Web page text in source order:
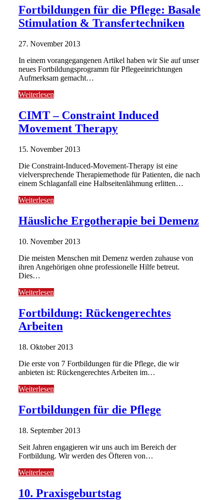
Fortbildungen für die Pflege: Basale
Stimulation & Transfertechniken
27. November 2013
In einem vorangegangenen Artikel haben wir Sie auf unser
neues Fortbildungsprogramm für Pflegeeinrichtungen
Aufmerksam gemacht…
Weiterlesen
CIMT – Constraint Induced
Movement Therapy
15. November 2013
Die Constraint-Induced-Movement-Therapy ist eine
vielversprechende Therapiemethode für Patienten, die nach
einem Schlaganfall eine Halbseitenlähmung erlitten…
Weiterlesen
Häusliche Ergotherapie bei Demenz
10. November 2013
Die meisten Menschen mit Demenz werden zuhause von
ihren Angehörigen ohne professionelle Hilfe betreut.
Dies…
Weiterlesen
Fortbildung: Rückengerechtes
Arbeiten
18. Oktober 2013
Die erste von 7 Fortbildungen für die Pflege, die wir
anbieten ist: Rückengerechtes Arbeiten im…
Weiterlesen
Fortbildungen für die Pflege
18. September 2013
Seit Jahren engagieren wir uns auch im Bereich der
Fortbildung. Wir werden des Öfteren von…
Weiterlesen
10. Praxisgeburtstag